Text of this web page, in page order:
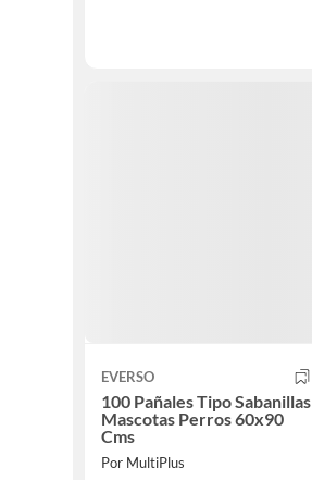
EVERSO
100 Pañales Tipo Sabanillas
Mascotas Perros 60x90
Cms
Por MultiPlus